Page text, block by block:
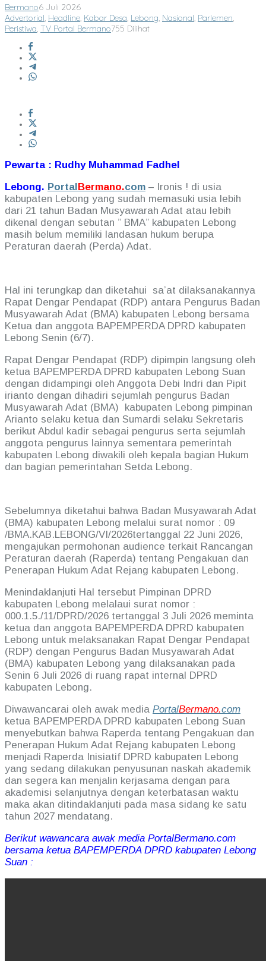
Bermano6 Juli 2026
Advertorial, Headline, Kabar Desa, Lebong, Nasional, Parlemen,
Peristiwa, TV Portal Bermano755 Dilihat
Pewarta : Rudhy Muhammad Fadhel
Lebong. PortalBermano.com – Ironis ! di usia
kabupaten Lebong yang sudah memasuki usia lebih
dari 21 tahun Badan Musyawarah Adat atau lebih
dikenal dengan sebutan ” BMA” kabupaten Lebong
masih belum memiliki landasan hukum berupa
Peraturan daerah (Perda) Adat.
Hal ini terungkap dan diketahui sa’at dilaksanakannya
Rapat Dengar Pendapat (RDP) antara Pengurus Badan
Musyawarah Adat (BMA) kabupaten Lebong bersama
Ketua dan anggota BAPEMPERDA DPRD kabupaten
Lebong Senin (6/7).
Rapat Dengar Pendapat (RDP) dipimpin langsung oleh
ketua BAPEMPERDA DPRD kabupaten Lebong Suan
dengan didampingi oleh Anggota Debi Indri dan Pipit
irianto dengan dihadiri sejumlah pengurus Badan
Musyawarah Adat (BMA) kabupaten Lebong pimpinan
Arianto selaku ketua dan Sumardi selaku Sekretaris
berikut Abdul kadir sebagai pengurus serta sejumlah
anggota pengurus lainnya sementara pemerintah
kabupaten Lebong diwakili oleh kepala bagian Hukum
dan bagian pemerintahan Setda Lebong.
Sebelumnya diketahui bahwa Badan Musyawarah Adat
(BMA) kabupaten Lebong melalui surat nomor : 09
/BMA.KAB.LEBONG/VI/2026tertanggal 22 Juni 2026,
mengajukan permohonan audience terkait Rancangan
Peraturan daerah (Raperda) tentang Pengakuan dan
Penerapan Hukum Adat Rejang kabupaten Lebong.
Menindaklanjuti Hal tersebut Pimpinan DPRD
kabupaten Lebong melalaui surat nomor :
000.1.5./11/DPRD/2026 tertanggal 3 Juli 2026 meminta
ketua dan anggota BAPEMPERDA DPRD kabupaten
Lebong untuk melaksanakan Rapat Dengar Pendapat
(RDP) dengan Pengurus Badan Musyawarah Adat
(BMA) kabupaten Lebong yang dilaksanakan pada
Senin 6 Juli 2026 di ruang rapat internal DPRD
kabupaten Lebong.
Diwawancarai oleh awak media PortalBermano.com
ketua BAPEMPERDA DPRD kabupaten Lebong Suan
menyebutkan bahwa Raperda tentang Pengakuan dan
Penerapan Hukum Adat Rejang kabupaten Lebong
menjadi Raperda Inisiatif DPRD kabupaten Lebong
yang sedang dilakukan penyusunan naskah akademik
dan segera kan menjalin kerjasama dengan para
akademisi selanjutnya dengan keterbatasan waktu
maka akan ditindaklanjuti pada masa sidang ke satu
tahun 2027 mendatang.
Berikut wawancara awak media PortalBermano.com
bersama ketua BAPEMPERDA DPRD kabupaten Lebong
Suan :